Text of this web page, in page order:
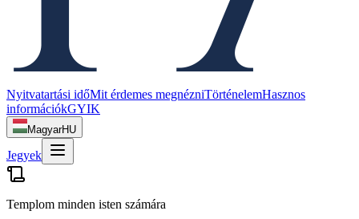
Nyitvatartási időMit érdemes megnézniTörténelemHasznos
információkGYIK
MagyarHU
Jegyek
Templom minden isten számára